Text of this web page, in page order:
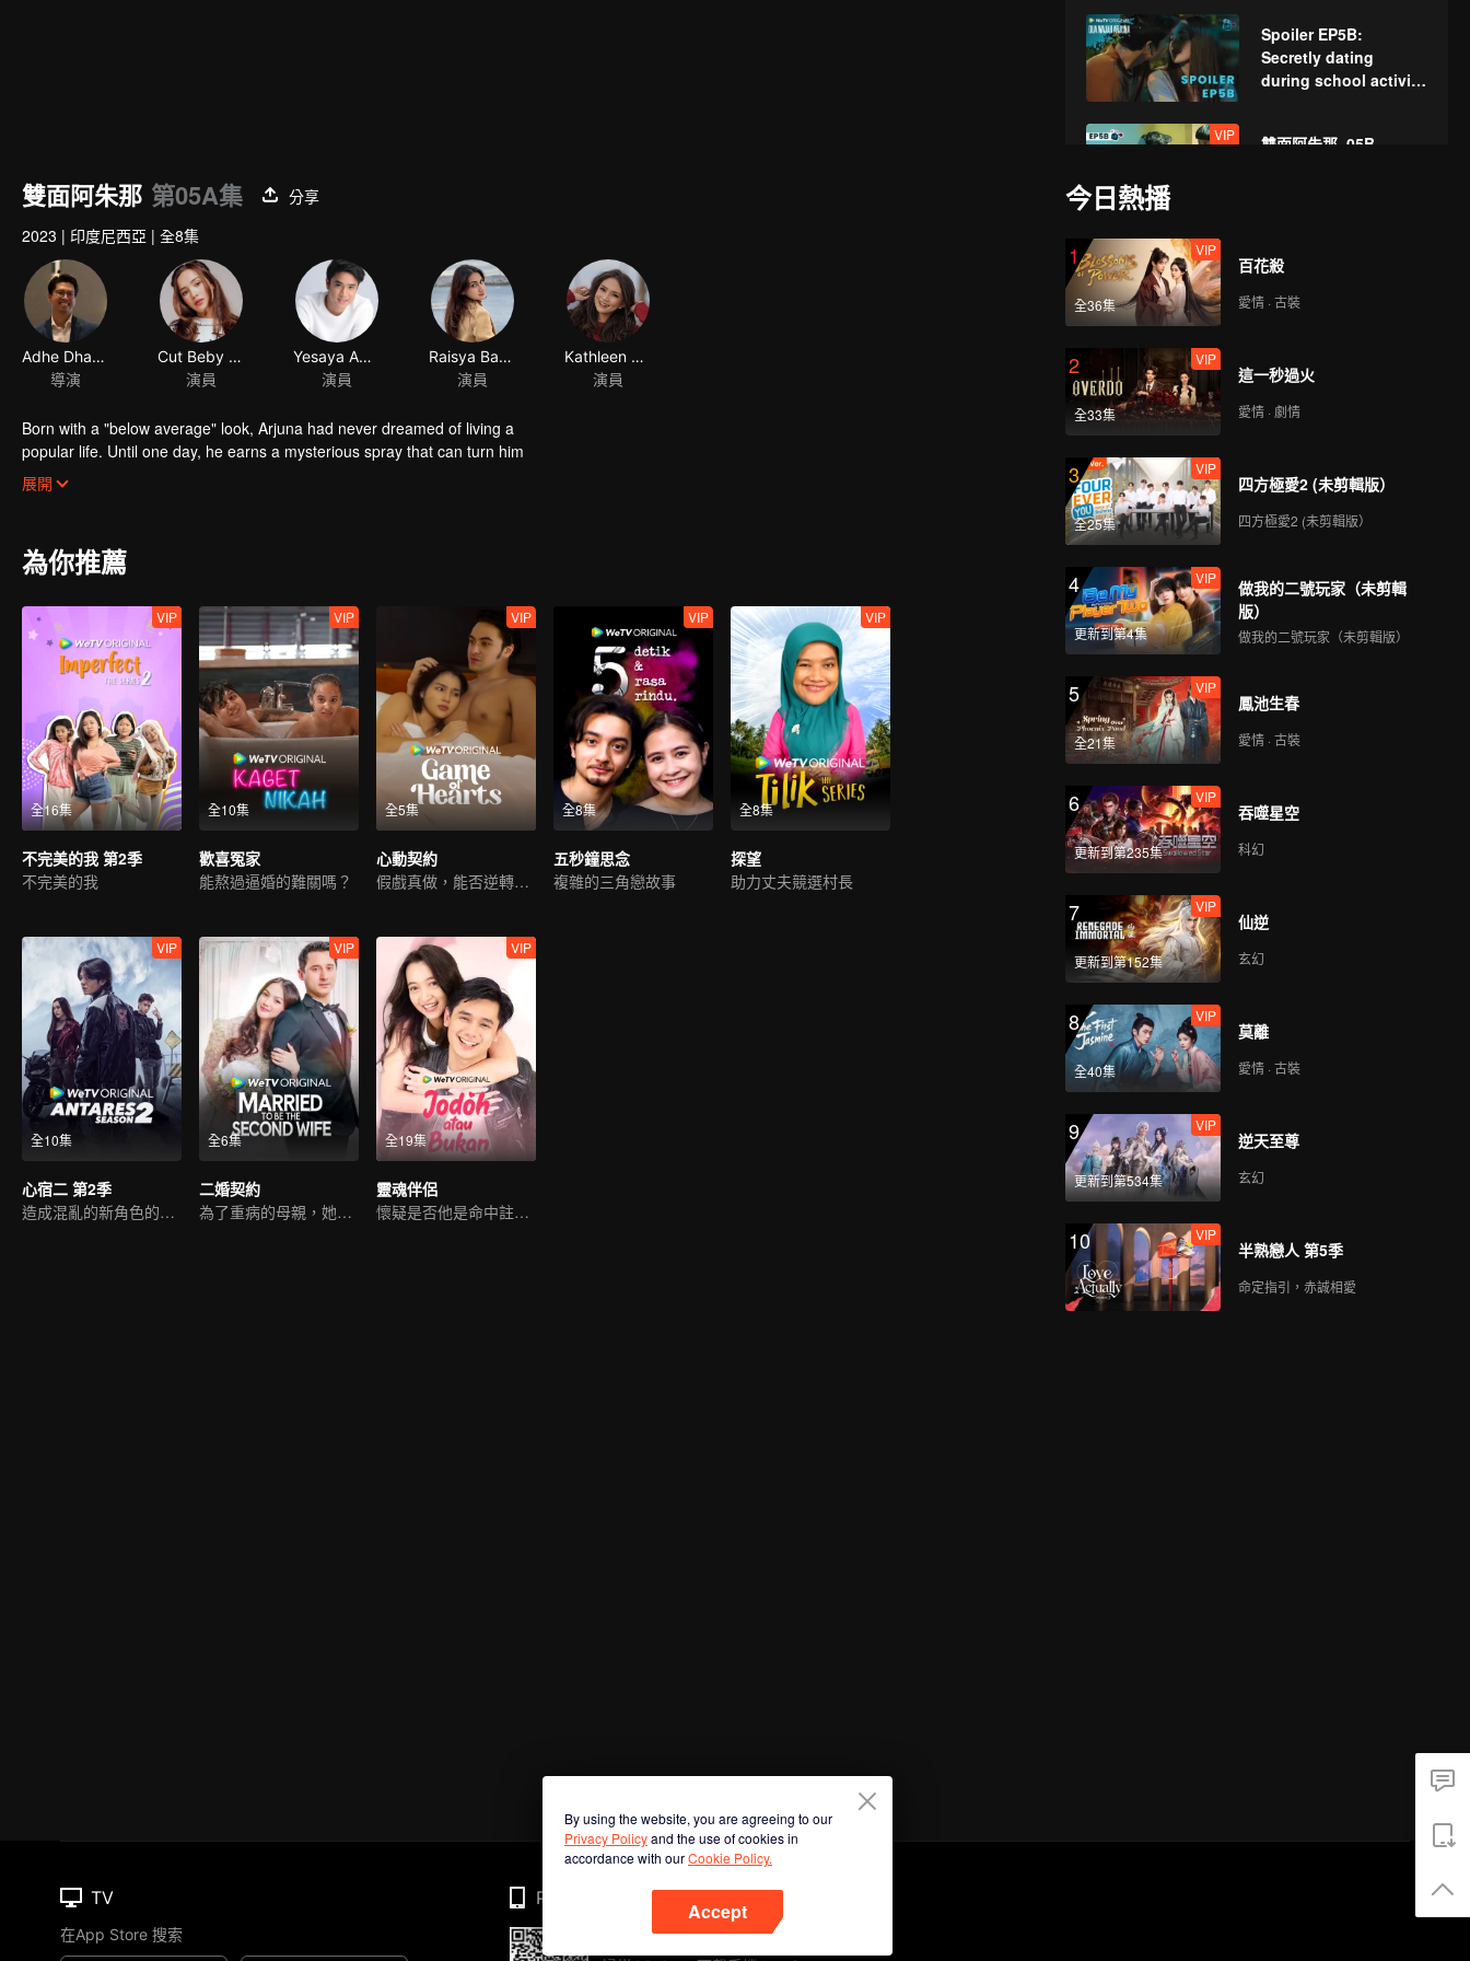
Spoiler EP5B:
Secretly dating
during school activity
VIP 雙面阿朱那_05B
Spoiler EP6A: Very
disobedient! Arjuna
hurts his mother's
VIP 雙面阿朱那_06A
Spoiler EP6B:
Wicked! Caramel cries
because of Arjuna |
VIP 雙面阿朱那_06B
Spoiler EP7A: Juna
being so selfish! |
The Spray Boy
VIP 雙面阿朱那_07A
Spoiler EP7B:
Everyone is being
threatened by the
VIP 雙面阿朱那_07B
Spoiler EP8A: Arjuna
Spray has run out,
what do people
VIP 雙面阿朱那_08A
雙面阿朱那 第05A集
分享
2023 | 印度尼西亞 | 全8集
Adhe Dharmastriya
導演
Cut Beby Tsabina
演員
Yesaya Abraham
演員
Raisya Bawazier
演員
Kathleen Carolyne Gabriyela
演員
Born with a "below average" look, Arjuna had never dreamed of living a
popular life. Until one day, he earns a mysterious spray that can turn him
into a gorgeous specimen. Now that he has a chance to get a new beginning,
can Arjuna make use of his fresh look to pursue his dream, or will he get
展開
為你推薦
全16集
VIP
不完美的我 第2季
不完美的我
全10集
VIP
歡喜冤家
能熬過逼婚的難關嗎？
全5集
VIP
心動契約
假戲真做，能否逆轉命運？
全8集
VIP
五秒鐘思念
複雜的三角戀故事
全8集
VIP
探望
助力丈夫競選村長
全10集
VIP
心宿二 第2季
造成混亂的新角色的出現。
全6集
VIP
二婚契約
為了重病的母親，她被迫成為別人的“二妻”
全19集
VIP
靈魂伴侶
懷疑是否他是命中註定的靈魂伴侶。
今日熱播
1
全36集
VIP
百花殺
愛情 · 古裝
2
全33集
VIP
這一秒過火
愛情 · 劇情
3
全25集
VIP
四方極愛2 (未剪輯版）
四方極愛2 (未剪輯版）
4
更新到第4集
VIP
做我的二號玩家（未剪輯
版）
做我的二號玩家（未剪輯版）
5
全21集
VIP
鳳池生春
愛情 · 古裝
6
更新到第235集
VIP
吞噬星空
科幻
7
更新到第152集
VIP
仙逆
玄幻
8
全40集
VIP
莫離
愛情 · 古裝
9
更新到第534集
VIP
逆天至尊
玄幻
10 VIP
半熟戀人 第5季
命定指引，赤誠相愛
By using the website, you are agreeing to our
Privacy Policyand the use of cookies in
accordance with ourCookie Policy.
Accept
TV
在App Store 搜索
Phone